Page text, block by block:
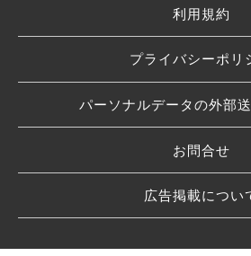
利用規約
プライバシーポリ
パーソナルデータの外部
お問合せ
広告掲載につい